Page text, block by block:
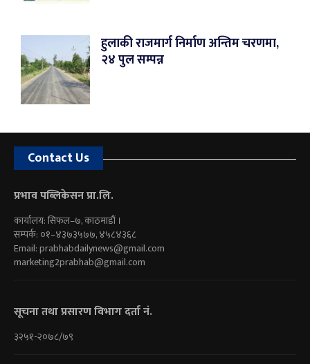
हुलाकी राजमार्ग निर्माण अन्तिम चरणमा,
२४ पुल सम्पन्न
Contact Us
प्रभाव पब्लिकेसन प्रा.लि.
कार्यालय: सिफल–७, काठमाडौं ।
सम्पर्क: ०१–४३७३५७७, ४५८४३६८
Email:prabhabdailynews@gmail.com
marketing2prabhab@gmail.com
सूचना तथा प्रसारण विभाग दर्ता नं.
३२५१-२०७८/७९